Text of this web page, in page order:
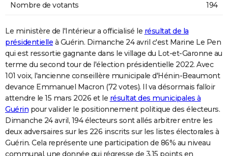
Nombre de votants 194
Le ministère de l'Intérieur a officialisé le résultat de la
présidentielle à Guérin. Dimanche 24 avril c'est Marine Le Pen
qui est ressortie gagnante dans le village du Lot-et-Garonne au
terme du second tour de l'élection présidentielle 2022. Avec
101 voix, l'ancienne conseillère municipale d'Hénin-Beaumont
devance Emmanuel Macron (72 votes). Il va désormais falloir
attendre le 15 mars 2026 et le résultat des municipales à
Guérin pour valider le positionnement politique des électeurs.
Dimanche 24 avril, 194 électeurs sont allés arbitrer entre les
deux adversaires sur les 226 inscrits sur les listes électorales à
Guérin. Cela représente une participation de 86% au niveau
communal, une donnée qui régresse de 3,15 points en